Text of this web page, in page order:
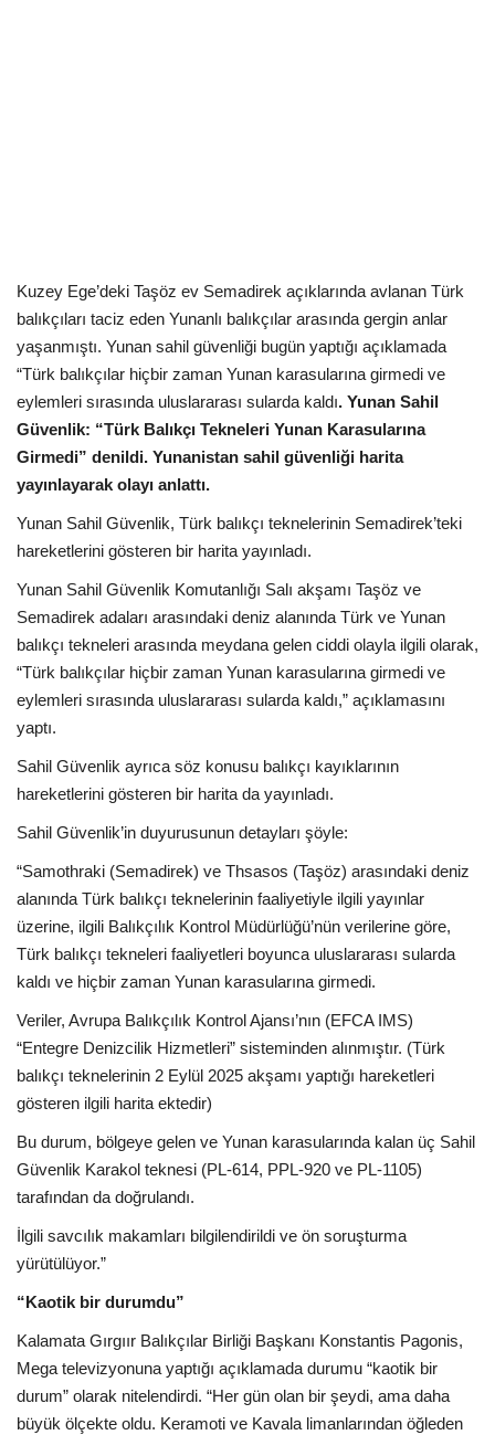
Ekonomi
Gündem
Dünya
Kuzey Ege’deki Taşöz ev Semadirek açıklarında avlanan Türk
balıkçıları taciz eden Yunanlı balıkçılar arasında gergin anlar
yaşanmıştı. Yunan sahil güvenliği bugün yaptığı açıklamada
“Türk balıkçılar hiçbir zaman Yunan karasularına girmedi ve
eylemleri sırasında uluslararası sularda kaldı. Yunan Sahil
Güvenlik: “Türk Balıkçı Tekneleri Yunan Karasularına
Girmedi” denildi. Yunanistan sahil güvenliği harita
yayınlayarak olayı anlattı.
Yunan Sahil Güvenlik, Türk balıkçı teknelerinin Semadirek’teki
hareketlerini gösteren bir harita yayınladı.
Yunan Sahil Güvenlik Komutanlığı Salı akşamı Taşöz ve
Semadirek adaları arasındaki deniz alanında Türk ve Yunan
balıkçı tekneleri arasında meydana gelen ciddi olayla ilgili olarak,
“Türk balıkçılar hiçbir zaman Yunan karasularına girmedi ve
eylemleri sırasında uluslararası sularda kaldı,” açıklamasını
yaptı.
Sahil Güvenlik ayrıca söz konusu balıkçı kayıklarının
hareketlerini gösteren bir harita da yayınladı.
Sahil Güvenlik’in duyurusunun detayları şöyle:
“Samothraki (Semadirek) ve Thsasos (Taşöz) arasındaki deniz
alanında Türk balıkçı teknelerinin faaliyetiyle ilgili yayınlar
üzerine, ilgili Balıkçılık Kontrol Müdürlüğü’nün verilerine göre,
Türk balıkçı tekneleri faaliyetleri boyunca uluslararası sularda
kaldı ve hiçbir zaman Yunan karasularına girmedi.
Veriler, Avrupa Balıkçılık Kontrol Ajansı’nın (EFCA IMS)
“Entegre Denizcilik Hizmetleri” sisteminden alınmıştır. (Türk
balıkçı teknelerinin 2 Eylül 2025 akşamı yaptığı hareketleri
gösteren ilgili harita ektedir)
Bu durum, bölgeye gelen ve Yunan karasularında kalan üç Sahil
Güvenlik Karakol teknesi (PL-614, PPL-920 ve PL-1105)
tarafından da doğrulandı.
İlgili savcılık makamları bilgilendirildi ve ön soruşturma
yürütülüyor.”
“Kaotik bir durumdu”
Kalamata Gırgıır Balıkçılar Birliği Başkanı Konstantis Pagonis,
Mega televizyonuna yaptığı açıklamada durumu “kaotik bir
durum” olarak nitelendirdi. “Her gün olan bir şeydi, ama daha
büyük ölçekte oldu. Keramoti ve Kavala limanlarından öğleden